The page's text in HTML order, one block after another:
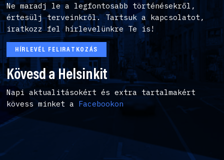
Ne maradj le a legfontosabb történésekről,
értesülj terveinkről. Tartsuk a kapcsolatot,
iratkozz fel hírlevelünkre Te is!
HÍRLEVÉL FELIRATKOZÁS
Kövesd a Helsinkit
Napi aktualitásokért és extra tartalmakért
kövess minket a Facebookon